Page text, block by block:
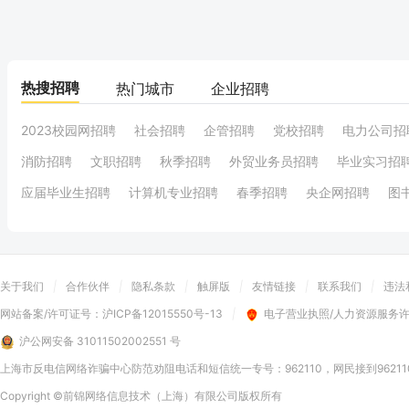
热搜招聘 热门城市 企业招聘
2023校园网招聘 社会招聘 企管招聘 党校招聘
电力公司招
消防招聘
文职招聘 秋季招聘 外贸业务员招聘
毕业实习招
应届毕业生招聘
计算机专业招聘 春季招聘 央企网招聘 图
关于我们 合作伙伴 隐私条款 触屏版 友情链接 联系我们
违法
网站备案/许可证号： 沪ICP备12015550号-13
电子营业执照/人力资源服务
沪公网安备 31011502002551 号
上海市反电信网络诈骗中心防范劝阻电话和短信统一专号：962110，网民接到
Copyright ©前锦网络信息技术（上海）有限公司 版权所有